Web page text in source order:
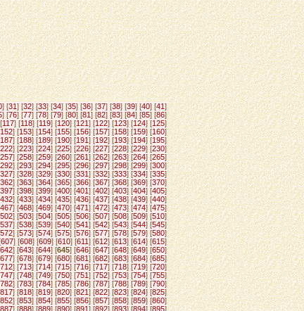
] [31] [32] [33] [34] [35] [36] [37] [38] [39] [40] [41]
] [76] [77] [78] [79] [80] [81] [82] [83] [84] [85] [86]
117] [118] [119] [120] [121] [122] [123] [124] [125]
152] [153] [154] [155] [156] [157] [158] [159] [160]
187] [188] [189] [190] [191] [192] [193] [194] [195]
222] [223] [224] [225] [226] [227] [228] [229] [230]
257] [258] [259] [260] [261] [262] [263] [264] [265]
292] [293] [294] [295] [296] [297] [298] [299] [300]
327] [328] [329] [330] [331] [332] [333] [334] [335]
362] [363] [364] [365] [366] [367] [368] [369] [370]
397] [398] [399] [400] [401] [402] [403] [404] [405]
432] [433] [434] [435] [436] [437] [438] [439] [440]
467] [468] [469] [470] [471] [472] [473] [474] [475]
502] [503] [504] [505] [506] [507] [508] [509] [510]
537] [538] [539] [540] [541] [542] [543] [544] [545]
572] [573] [574] [575] [576] [577] [578] [579] [580]
607] [608] [609] [610] [611] [612] [613] [614] [615]
642] [643] [644] [645] [646] [647] [648] [649] [650]
677] [678] [679] [680] [681] [682] [683] [684] [685]
712] [713] [714] [715] [716] [717] [718] [719] [720]
747] [748] [749] [750] [751] [752] [753] [754] [755]
782] [783] [784] [785] [786] [787] [788] [789] [790]
817] [818] [819] [820] [821] [822] [823] [824] [825]
852] [853] [854] [855] [856] [857] [858] [859] [860]
887] [888] [889] [890] [891 ] [892] [893] [894] [895]